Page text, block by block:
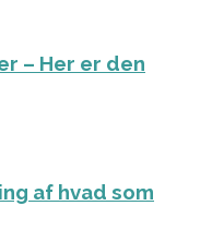
– Her er den
af hvad som